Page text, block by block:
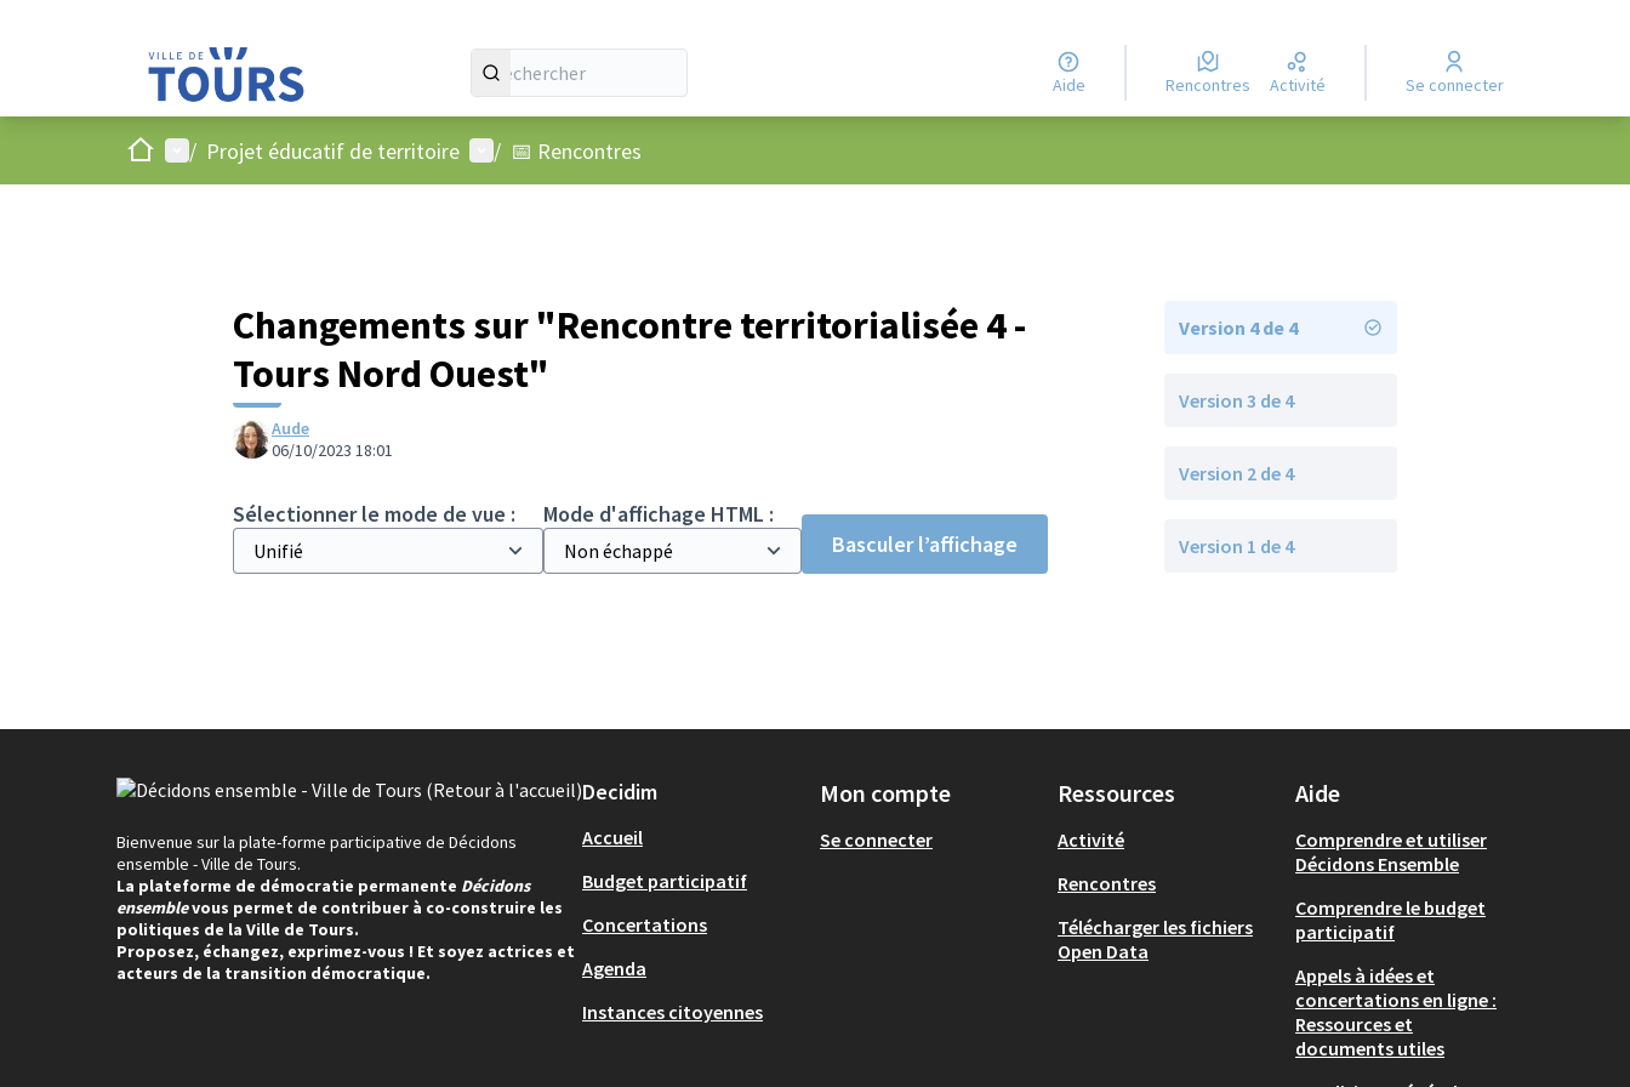
Aide Rencontres Activité Se connecter
AccueilMenu principal
/ Projet éducatif de territoire Menu utilisateur
/ 📅 Rencontres
Changements sur "Rencontre territorialisée 4 -
Tours Nord Ouest"
Aude
06/10/2023 18:01
Sélectionner le mode de vue :
Mode d'affichage HTML :
Basculer l’affichage
Version 4 de 4
Version 3 de 4
Version 2 de 4
Version 1 de 4
Bienvenue sur la plate-forme participative de Décidons
ensemble - Ville de Tours.
La plateforme de démocratie permanente Décidons
ensemblevous permet de contribuer à co-construire les
politiques de la Ville de Tours.
Proposez, échangez, exprimez-vous ! Et soyez actrices et
acteurs de la transition démocratique.
Decidim
Accueil
Budget participatif
Concertations
Agenda
Instances citoyennes
Mon compte
Se connecter
Ressources
Activité
Rencontres
Télécharger les fichiers
Open Data
Aide
Comprendre et utiliser
Décidons Ensemble
Comprendre le budget
participatif
Appels à idées et
concertations en ligne :
Ressources et
documents utiles